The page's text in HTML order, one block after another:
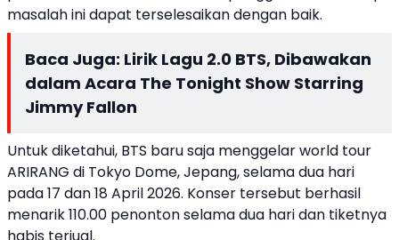
masalah ini dapat terselesaikan dengan baik.
Baca Juga: Lirik Lagu 2.0 BTS, Dibawakan
dalam Acara The Tonight Show Starring
Jimmy Fallon
Untuk diketahui, BTS baru saja menggelar world tour
ARIRANG di Tokyo Dome, Jepang, selama dua hari
pada 17 dan 18 April 2026. Konser tersebut berhasil
menarik 110.00 penonton selama dua hari dan tiketnya